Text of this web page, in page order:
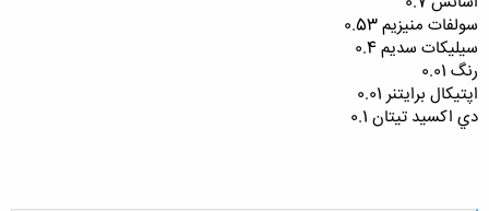
سولفات منيزيم 0.53
سيليكات سديم 0.4
رنگ 0.01
اپتيكال برايتنر 0.01
دي اكسيد تيتان 0.1